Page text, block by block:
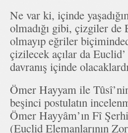
Ne var ki, içinde
olmadığı gibi, çizgiler de
olmayıp eğriler
çizilecek açılar da
davranış içinde
Ömer Hayyam ile
beşinci postulatın
Ömer Hayyâm’ın Fî
(Euclid Elemanlarının